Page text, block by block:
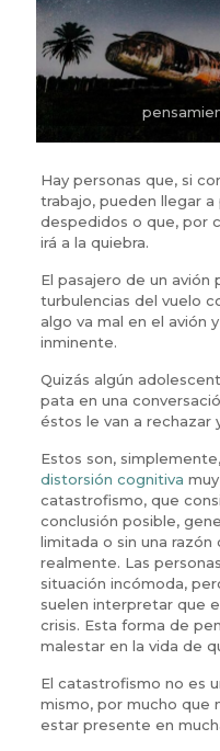
Hay personas que, si
trabajo, pueden llegar a
despedidos o que, por
irá a la quiebra.
El pasajero de un avión
turbulencias del vuelo
algo va mal en el avión
inminente.
Quizás algún
pata en una
éstos le van a rechazar
Estos son,
distorsión cognitiva
catastrofismo, que
conclusión posible,
limitada o sin una razón
realmente. Las
situación incómoda,
suelen interpretar que
crisis. Esta forma de
malestar en la vida de
El catastrofismo no es
mismo, por mucho que
estar presente en